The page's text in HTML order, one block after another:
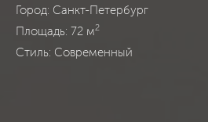
ЖК «Дом на Выборгской», Санкт-
Город: Санкт-Петербург
Площадь: 72 м2
Стиль: Современный